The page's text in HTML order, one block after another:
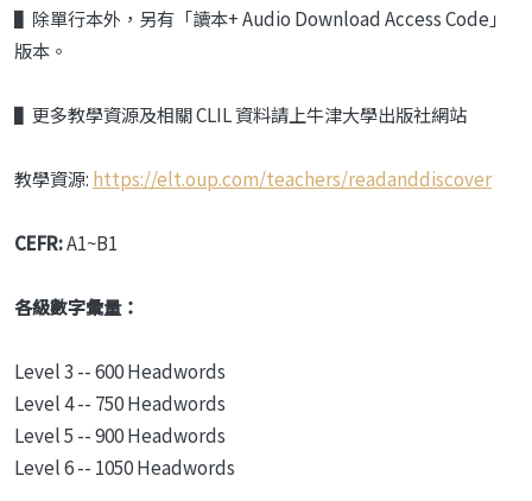
▌除單行本外，另有「讀本+ Audio Download Access Code」
版本。
▌更多教學資源及相關 CLIL 資料請上牛津大學出版社網站
教學資源: https://elt.oup.com/teachers/readanddiscover
CEFR:A1~B1
各級數字彙量：
Level 3 -- 600 Headwords
Level 4 -- 750 Headwords
Level 5 -- 900 Headwords
Level 6 -- 1050 Headwords